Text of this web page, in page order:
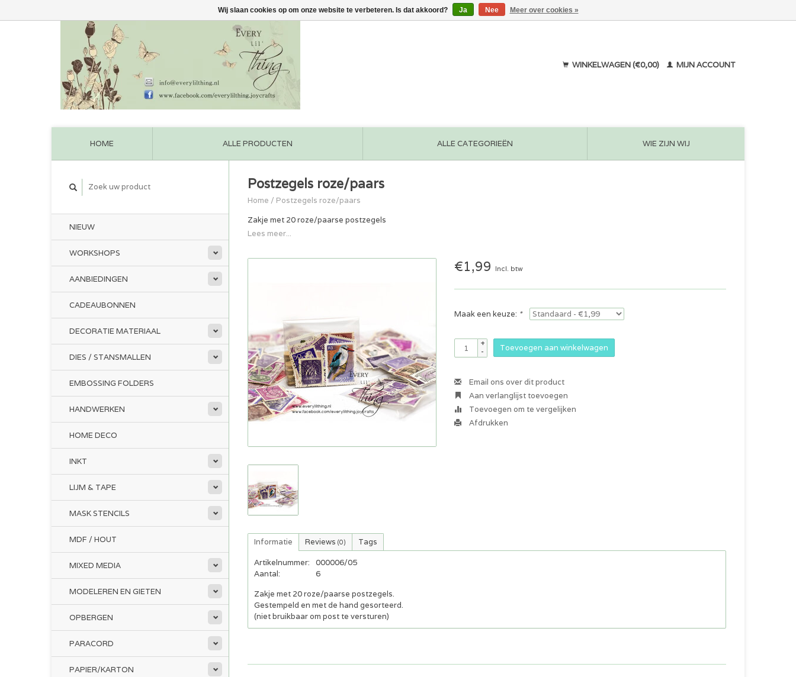
WINKELWAGEN (€0,00) MIJN ACCOUNT
HOME ALLE PRODUCTEN ALLE CATEGORIEËN WIE ZIJN WIJ
NIEUW
WORKSHOPS
AANBIEDINGEN
CADEAUBONNEN
DECORATIE MATERIAAL
DIES / STANSMALLEN
EMBOSSING FOLDERS
HANDWERKEN
HOME DECO
INKT
LIJM & TAPE
MASK STENCILS
MDF / HOUT
MIXED MEDIA
MODELEREN EN GIETEN
OPBERGEN
PARACORD
PAPIER/KARTON
Postzegels roze/paars
Home / Postzegels roze/paars
Zakje met 20 roze/paarse postzegels
Lees meer...
€1,99 Incl. btw
Maak een keuze: *
+
-
Toevoegen aan winkelwagen
Email ons over dit product
Aan verlanglijst toevoegen
Toevoegen om te vergelijken
Afdrukken
Informatie Reviews (0) Tags
Artikelnummer:
000006/05
Aantal:
6
Zakje met 20 roze/paarse postzegels.
Gestempeld en met de hand gesorteerd.
(niet bruikbaar om post te versturen)
Wij slaan cookies op om onze website te verbeteren. Is dat akkoord? Ja Nee Meer over cookies »